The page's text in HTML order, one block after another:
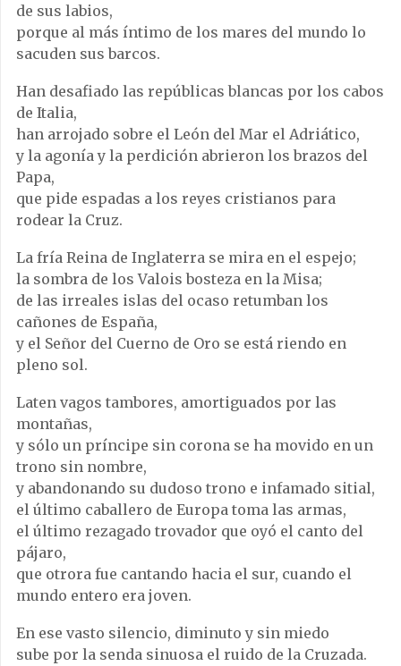
de sus labios,
porque al más íntimo de los mares del mundo lo
sacuden sus barcos.
Han desafiado las repúblicas blancas por los cabos
de Italia,
han arrojado sobre el León del Mar el Adriático,
y la agonía y la perdición abrieron los brazos del
Papa,
que pide espadas a los reyes cristianos para
rodear la Cruz.
La fría Reina de Inglaterra se mira en el espejo;
la sombra de los Valois bosteza en la Misa;
de las irreales islas del ocaso retumban los
cañones de España,
y el Señor del Cuerno de Oro se está riendo en
pleno sol.
Laten vagos tambores, amortiguados por las
montañas,
y sólo un príncipe sin corona se ha movido en un
trono sin nombre,
y abandonando su dudoso trono e infamado sitial,
el último caballero de Europa toma las armas,
el último rezagado trovador que oyó el canto del
pájaro,
que otrora fue cantando hacia el sur, cuando el
mundo entero era joven.
En ese vasto silencio, diminuto y sin miedo
sube por la senda sinuosa el ruido de la Cruzada.